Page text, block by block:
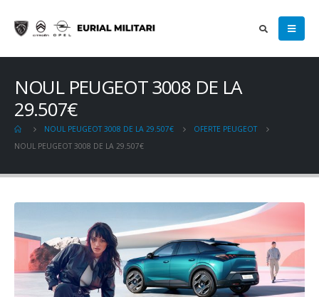
NOUL PEUGEOT 3008 DE LA
29.507€
NOUL PEUGEOT 3008 DE LA 29.507€
OFERTE PEUGEOT
NOUL PEUGEOT 3008 DE LA 29.507€